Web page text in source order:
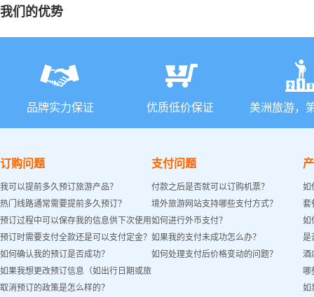
我们的优势
品牌实力保证 优质低价保证 美洲旅游，
订购问题
我可以提前多久预订旅游产品？
热门线路通常需要提前多久预订？
预订过程中可以保存我的信息供下次使用
吗？
预订时需要支付全款还是可以支付定金？
如何确认我的预订是否成功？
如果我想更改预订信息（如出行日期或旅
客姓名）怎么办？
取消预订的政策是怎么样的？
支付问题
付款之后是否就可以订购机票？
境外旅游网站支持哪些支付方式？
如何进行外币支付？
如果我的支付未成功怎么办？
如何处理支付后价格变动的问题？
如
套
如
是
酒
哪
如